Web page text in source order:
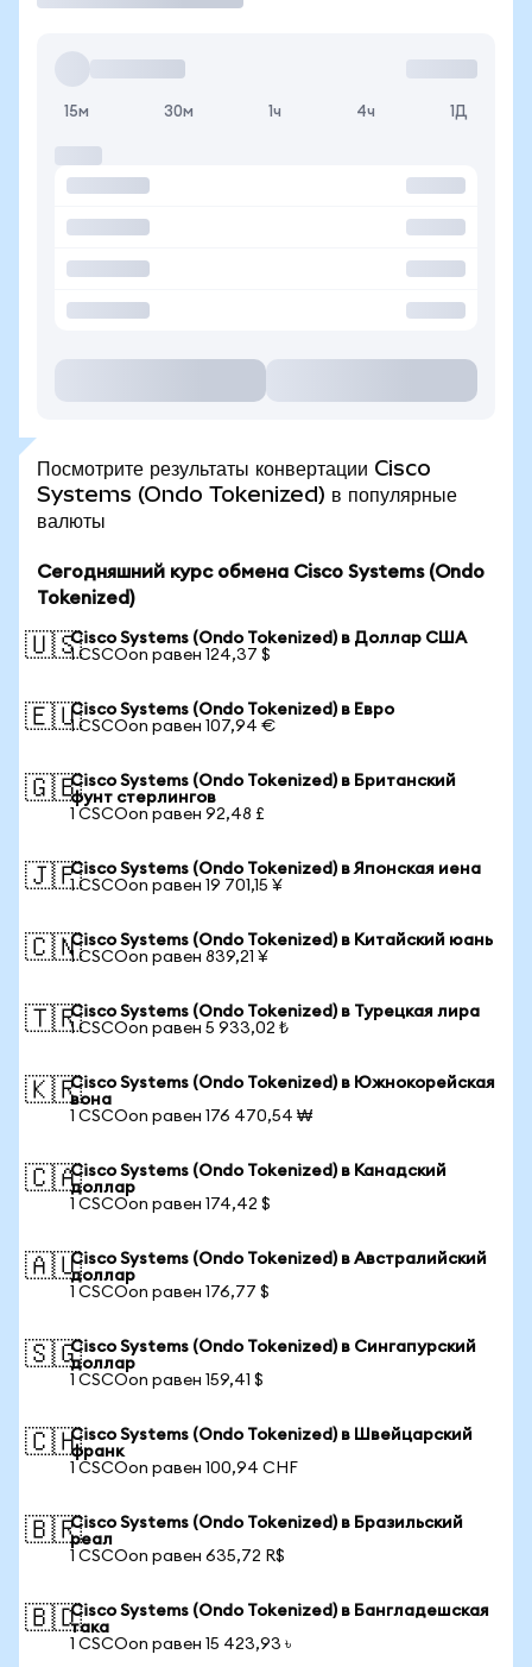
15м 30м 1ч 4ч 1Д
Посмотрите результаты конвертации Cisco
Systems (Ondo Tokenized) в популярные
валюты
Сегодняшний курс обмена Cisco Systems (Ondo
Tokenized)
🇺🇸Cisco Systems (Ondo Tokenized) в Доллар США
1 CSCOon равен 124,37 $
🇪🇺Cisco Systems (Ondo Tokenized) в Евро
1 CSCOon равен 107,94 €
🇬🇧Cisco Systems (Ondo Tokenized) в Британский
фунт стерлингов
1 CSCOon равен 92,48 £
🇯🇵Cisco Systems (Ondo Tokenized) в Японская иена
1 CSCOon равен 19 701,15 ¥
🇨🇳Cisco Systems (Ondo Tokenized) в Китайский юань
1 CSCOon равен 839,21 ¥
🇹🇷Cisco Systems (Ondo Tokenized) в Турецкая лира
1 CSCOon равен 5 933,02 ₺
🇰🇷Cisco Systems (Ondo Tokenized) в Южнокорейская
вона
1 CSCOon равен 176 470,54 ₩
🇨🇦Cisco Systems (Ondo Tokenized) в Канадский
доллар
1 CSCOon равен 174,42 $
🇦🇺Cisco Systems (Ondo Tokenized) в Австралийский
доллар
1 CSCOon равен 176,77 $
🇸🇬Cisco Systems (Ondo Tokenized) в Сингапурский
доллар
1 CSCOon равен 159,41 $
🇨🇭Cisco Systems (Ondo Tokenized) в Швейцарский
франк
1 CSCOon равен 100,94 CHF
🇧🇷Cisco Systems (Ondo Tokenized) в Бразильский
реал
1 CSCOon равен 635,72 R$
🇧🇩Cisco Systems (Ondo Tokenized) в Бангладешская
така
1 CSCOon равен 15 423,93 ৳